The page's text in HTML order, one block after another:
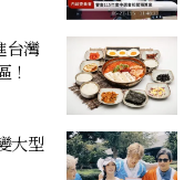
台灣
！
大型